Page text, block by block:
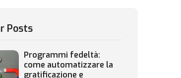
Posts
Programmi fedeltà:
come automatizzare la
gratificazione e